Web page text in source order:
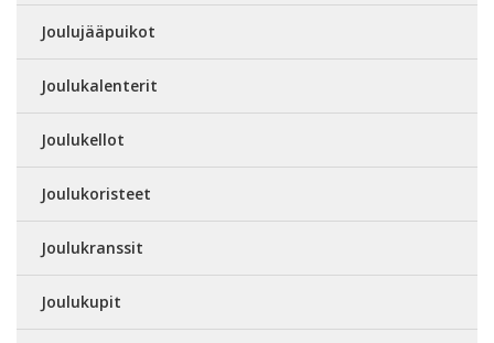
Joulujääpuikot
Joulukalenterit
Joulukellot
Joulukoristeet
Joulukranssit
Joulukupit